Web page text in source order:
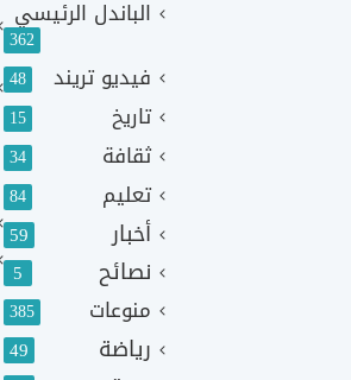
الباندل الرئيسي
362
فيديو تريند 48
تاريخ 15
ثقافة 34
تعليم 84
أخبار 59
نصائح 5
منوعات 385
رياضة 49